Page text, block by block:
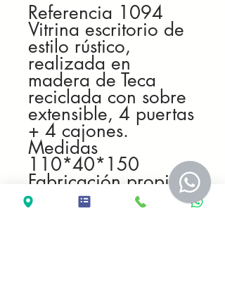
Referencia 1094
Vitrina escritorio de
estilo rústico,
realizada en
madera de Teca
reciclada con sobre
extensible, 4 puertas
+ 4 cajones.
Medidas
110*40*150
Fabricación propia
artesanal